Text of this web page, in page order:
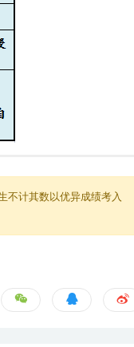
不计其数以优异成绩考入